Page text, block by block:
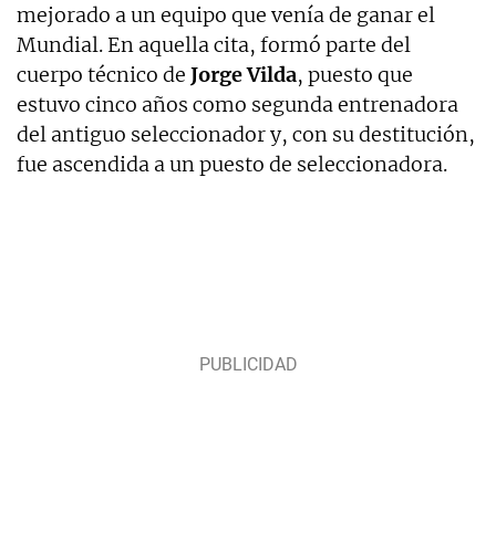
mejorado a un equipo que venía de ganar el
Mundial. En aquella cita, formó parte del
cuerpo técnico de Jorge Vilda, puesto que
estuvo cinco años como segunda entrenadora
del antiguo seleccionador y, con su destitución,
fue ascendida a un puesto de seleccionadora.